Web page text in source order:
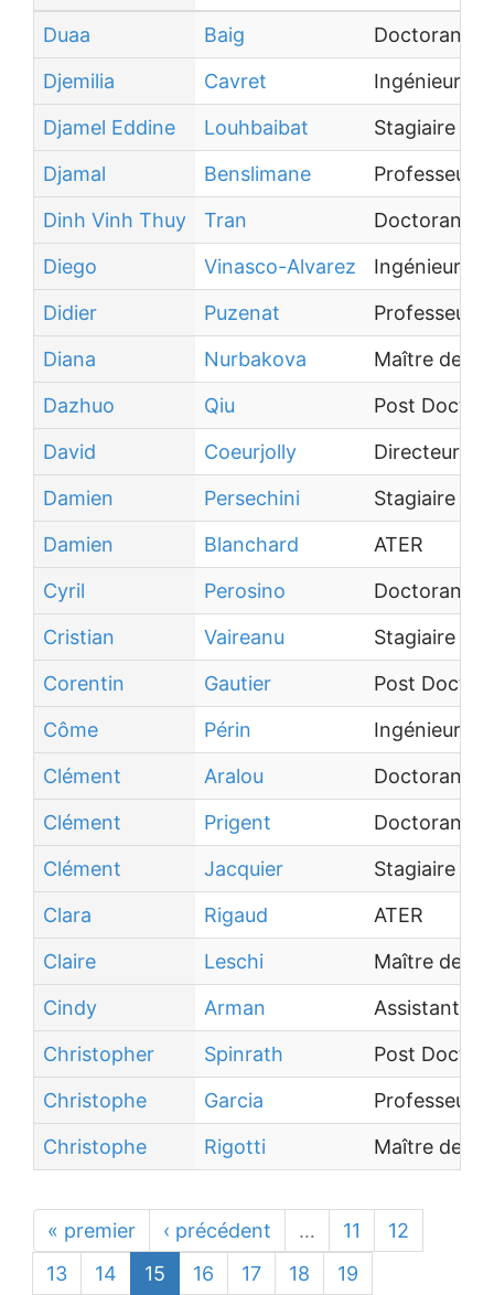
Duaa Baig
Doctorant
Djemilia
Cavret
Ingénieur
Djamel Eddine
Louhbaibat
Stagiaire
Djamal
Benslimane
Professeur
Dinh Vinh Thuy
Tran
Doctorant
Diego
Vinasco-Alvarez
Ingénieur
Didier
Puzenat
Professeur
Diana
Nurbakova
Maître de
Dazhuo
Qiu
Post
David
Coeurjolly
Directeur
Damien
Persechini
Stagiaire
Damien
Blanchard
ATER
Cyril
Perosino
Doctorant
Cristian
Vaireanu
Stagiaire
Corentin
Gautier
Post
Côme
Périn
Ingénieur
Clément
Aralou
Doctorant
Clément
Prigent
Doctorant
Clément
Jacquier
Stagiaire
Clara
Rigaud
ATER
Claire
Leschi
Maître de
Cindy
Arman
Assistant
Christopher
Spinrath
Post
Christophe
Garcia
Professeur
Christophe
Rigotti Maître de
« premier ‹ précédent … 11
12
13
14 15 16 17 18
19